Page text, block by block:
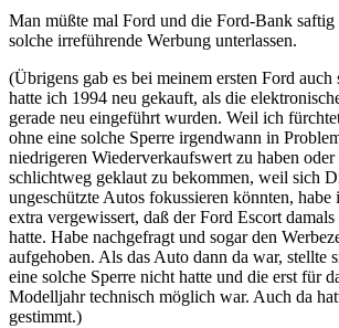
Man müßte mal Ford und die Ford-Bank saftig
solche irreführende Werbung unterlassen.
(Übrigens gab es bei meinem ersten Ford
hatte ich 1994 neu gekauft, als die
gerade neu eingeführt wurden. Weil ich
ohne eine solche Sperre irgendwann in
niedrigeren Wiederverkaufswert zu haben oder
schlichtweg geklaut zu bekommen, weil sich
ungeschützte Autos fokussieren könnten, habe
extra vergewissert, daß der Ford Escort
hatte. Habe nachgefragt und sogar den
aufgehoben. Als das Auto dann da war, stellte
eine solche Sperre nicht hatte und die erst für
Modelljahr technisch möglich war. Auch da
gestimmt.)